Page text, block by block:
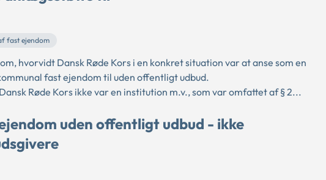
fast ejendom
hvorvidt Dansk Røde Kors i en konkret situation var at anse som en
fast ejendom til uden offentligt udbud.
Røde Kors ikke var en institution m.v., som var omfattet af § 2...
uden offentligt udbud - ikke